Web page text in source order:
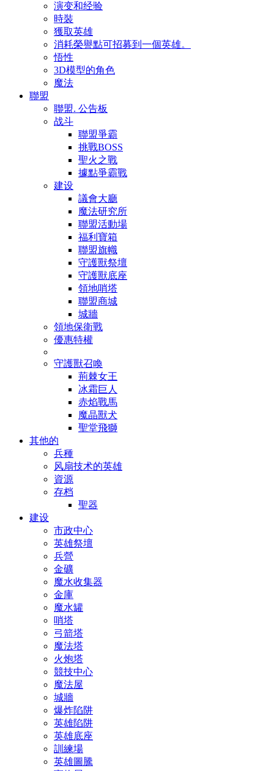
演变和经验
時裝
獲取英雄
消耗榮譽點可招募到一個英雄。
悟性
3D模型的角色
魔法
聯盟
聯盟. 公告板
战斗
聯盟爭霸
挑戰BOSS
聖火之戰
據點爭霸戰
建设
議會大廳
魔法研究所
聯盟活動場
福利寶箱
聯盟旗幟
守護獸祭壇
守護獸底座
領地哨塔
聯盟商城
城牆
領地保衛戰
優惠特權
守護獸召喚
荊棘女王
冰霜巨人
赤焰戰馬
魔晶獸犬
聖堂飛獅
其他的
兵種
风扇技术的英雄
資源
存档
聖器
建设
市政中心
英雄祭壇
兵營
金礦
魔水收集器
金庫
魔水罐
哨塔
弓箭塔
魔法塔
火炮塔
競技中心
魔法屋
城牆
爆炸陷阱
英雄陷阱
英雄底座
訓練場
英雄圖騰